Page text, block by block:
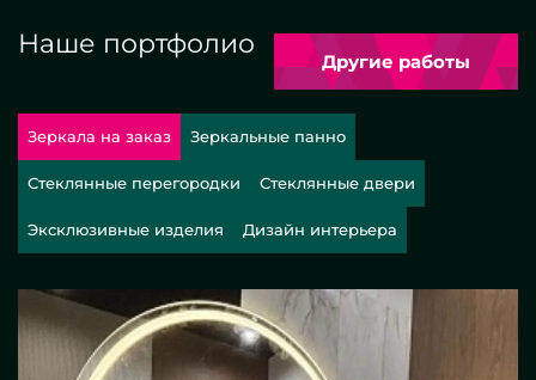
Наше портфолио
Другие работы
Зеркала на заказ Зеркальные панно
Стеклянные перегородки Стеклянные двери
Эксклюзивные изделия Дизайн интерьера